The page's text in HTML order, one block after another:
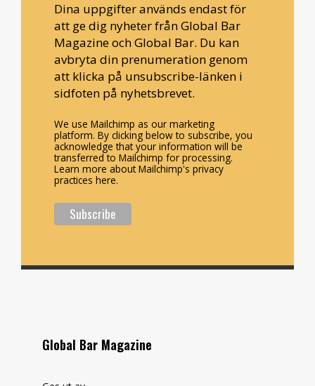
Dina uppgifter används endast för
att ge dig nyheter från Global Bar
Magazine och Global Bar. Du kan
avbryta din prenumeration genom
att klicka på unsubscribe-länken i
sidfoten på nyhetsbrevet.
We use Mailchimp as our marketing
platform. By clicking below to subscribe, you
acknowledge that your information will be
transferred to Mailchimp for processing.
Learn more about Mailchimp's privacy
practices here.
Global Bar Magazine